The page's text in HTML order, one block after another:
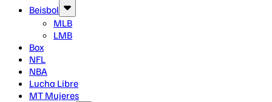
Beisbol
MLB
LMB
Box
NFL
NBA
Lucha Libre
MT Mujeres